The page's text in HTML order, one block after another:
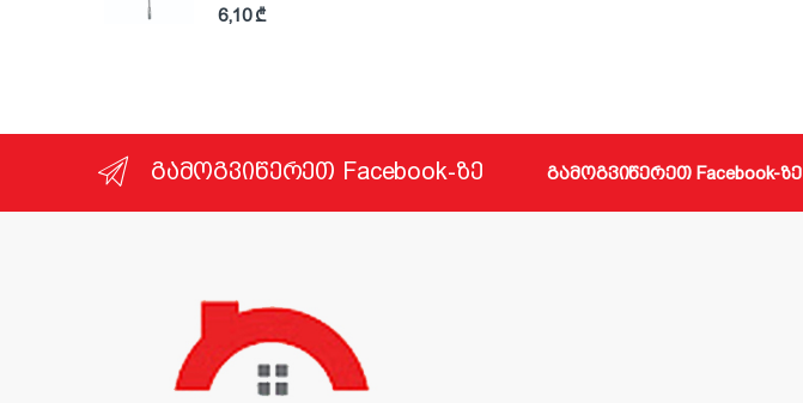
6,10₾
გამოგვიწერეთ Facebook-ზე გამოგვიწერეთ Facebook-ზე